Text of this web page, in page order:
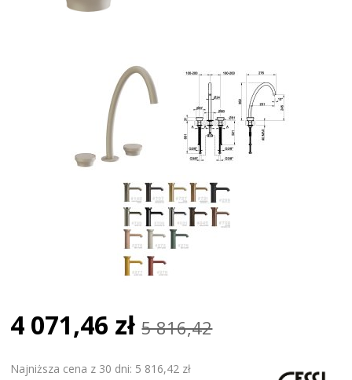
4 071,46 zł 5 816,42
Najniższa cena z 30 dni: 5 816,42 zł